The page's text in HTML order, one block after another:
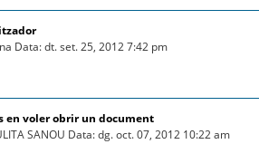
Data: dt. set. 25, 2012 7:42 pm
en voler obrir un document
SANOU Data: dg. oct. 07, 2012 10:22 am